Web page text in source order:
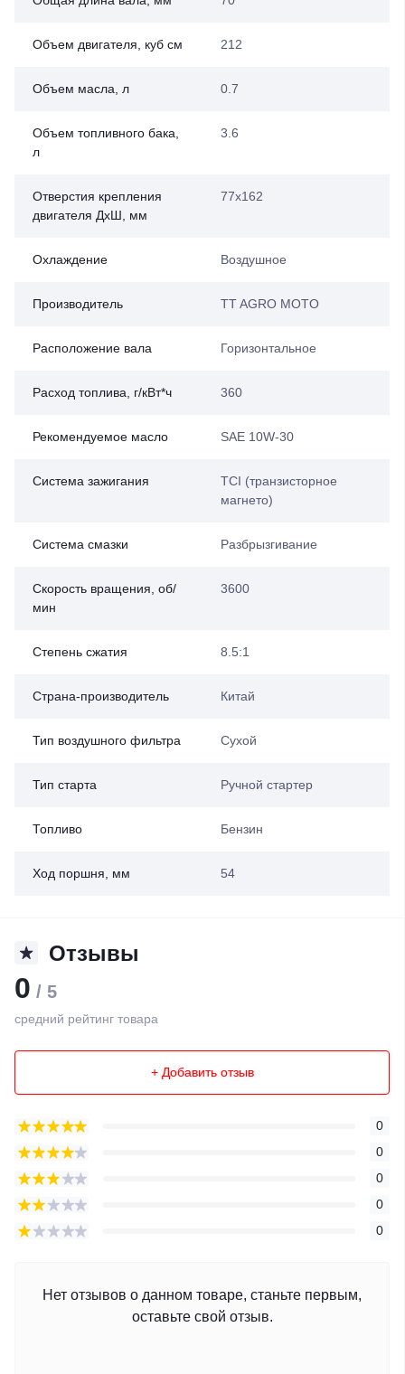
Объем двигателя, куб см 212
Объем масла, л 0.7
Объем топливного бака,
л
3.6
Отверстия крепления
двигателя ДхШ, мм
77х162
Охлаждение Воздушное
Производитель TT AGRO MOTO
Расположение вала Горизонтальное
Расход топлива, г/кВт*ч 360
Рекомендуемое масло SAE 10W-30
Система зажигания
ТСI (транзисторное
магнето)
Система смазки Разбрызгивание
Скорость вращения, об/
мин
3600
Степень сжатия 8.5:1
Страна-производитель Китай
Тип воздушного фильтра Сухой
Тип старта Ручной стартер
Топливо Бензин
Ход поршня, мм 54
Отзывы
0 / 5
средний рейтинг товара
+ Добавить отзыв
0
0
0
0
0
Нет отзывов о данном товаре, станьте первым,
оставьте свой отзыв.